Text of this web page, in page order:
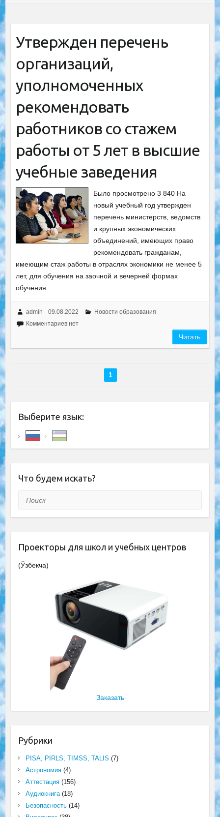
Утвержден перечень
организаций,
уполномоченных
рекомендовать
работников со стажем
работы от 5 лет в высшие
учебные заведения
Было просмотрено 3 840 На
новый учебный год утвержден
перечень министерств, ведомств
и крупных экономических
объединений, имеющих право
рекомендовать гражданам,
имеющим стаж работы в отраслях экономики не менее 5
лет, для обучения на заочной и вечерней формах
обучения.
admin 09.08.2022
Новости образования
Комментариев нет
Читать
1
Выберите язык:
Что будем искать?
Поиск
Проекторы для школ и учебных центров
(Ўзбекча)
Заказать
Рубрики
PISA, PIRLS, TIMSS, TALIS (7)
Астрономия(4)
Аттестация(156)
Аудиокнига(18)
Безопасность(14)